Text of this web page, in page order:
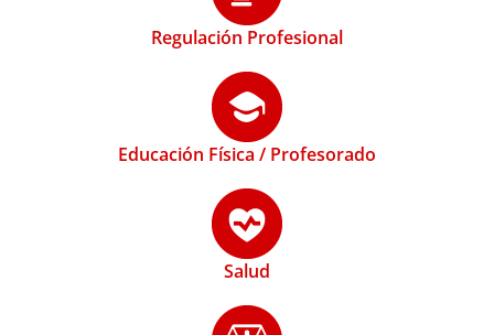
Regulación Profesional
Educación Física / Profesorado
Salud